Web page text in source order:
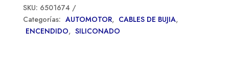
SKU: 6501674
Categorías: AUTOMOTOR, CABLES DE BUJIA,
ENCENDIDO, SILICONADO